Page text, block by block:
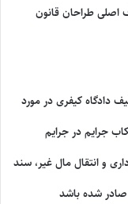
طراحان قانون
دادگاه کیفری در مورد
جرایم در جرایم
و انتقال مال غیر، سند
شده باشد